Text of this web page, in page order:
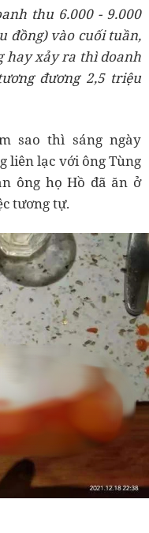
thu 6.000 - 9.000
đồng) vào cuối tuần,
hay xảy ra thì doanh
đương 2,5 triệu
sao thì sáng ngày
liên lạc với ông Tùng
ông họ Hồ đã ăn ở
tương tự.